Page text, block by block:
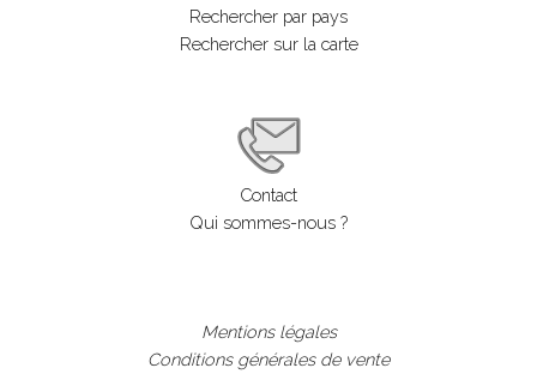
Rechercher par pays
Rechercher sur la carte
Contact
Qui sommes-nous ?
Mentions légales
Conditions générales de vente